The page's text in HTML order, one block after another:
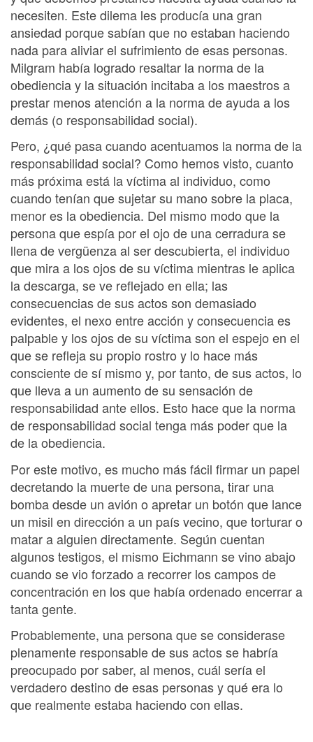
necesiten. Este dilema les producía una gran
ansiedad porque sabían que no estaban haciendo
nada para aliviar el sufrimiento de esas personas.
Milgram había logrado resaltar la norma de la
obediencia y la situación incitaba a los maestros a
prestar menos atención a la norma de ayuda a los
demás (o responsabilidad social).
Pero, ¿qué pasa cuando acentuamos la norma de la
responsabilidad social? Como hemos visto, cuanto
más próxima está la víctima al individuo, como
cuando tenían que sujetar su mano sobre la placa,
menor es la obediencia. Del mismo modo que la
persona que espía por el ojo de una cerradura se
llena de vergüenza al ser descubierta, el individuo
que mira a los ojos de su víctima mientras le aplica
la descarga, se ve reflejado en ella; las
consecuencias de sus actos son demasiado
evidentes, el nexo entre acción y consecuencia es
palpable y los ojos de su víctima son el espejo en el
que se refleja su propio rostro y lo hace más
consciente de sí mismo y, por tanto, de sus actos, lo
que lleva a un aumento de su sensación de
responsabilidad ante ellos. Esto hace que la norma
de responsabilidad social tenga más poder que la
de la obediencia.
Por este motivo, es mucho más fácil firmar un papel
decretando la muerte de una persona, tirar una
bomba desde un avión o apretar un botón que lance
un misil en dirección a un país vecino, que torturar o
matar a alguien directamente. Según cuentan
algunos testigos, el mismo Eichmann se vino abajo
cuando se vio forzado a recorrer los campos de
concentración en los que había ordenado encerrar a
tanta gente.
Probablemente, una persona que se considerase
plenamente responsable de sus actos se habría
preocupado por saber, al menos, cuál sería el
verdadero destino de esas personas y qué era lo
que realmente estaba haciendo con ellas.